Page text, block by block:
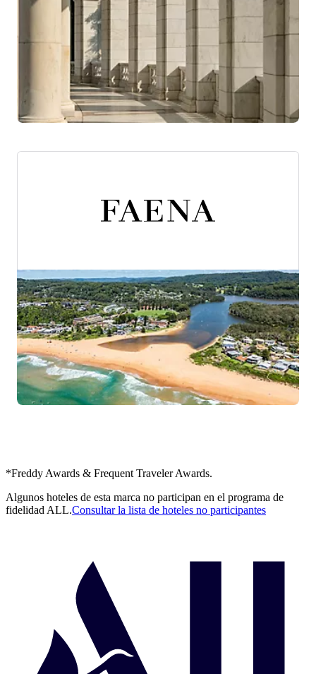
*Freddy Awards & Frequent Traveler Awards.
Algunos hoteles de esta marca no participan en el programa de
fidelidad ALL.Consultar la lista de hoteles no participantes